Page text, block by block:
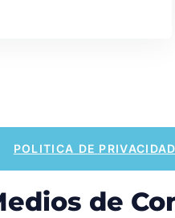
POLITICA DE
de